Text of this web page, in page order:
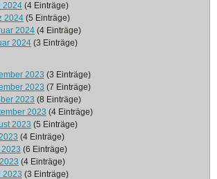
2024 (4 Einträge)
2024 (5 Einträge)
2024 (4 Einträge)
2024 (3 Einträge)
2023 (3 Einträge)
2023 (7 Einträge)
2023 (8 Einträge)
2023 (4 Einträge)
2023 (5 Einträge)
(4 Einträge)
(6 Einträge)
(4 Einträge)
2023 (3 Einträge)